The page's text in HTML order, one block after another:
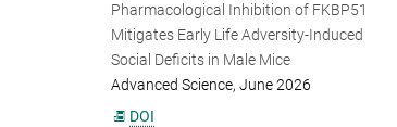
Pharmacological Inhibition of FKBP51
Mitigates Early Life Adversity-Induced
Social Deficits in Male Mice
Advanced Science, June 2026
DOI